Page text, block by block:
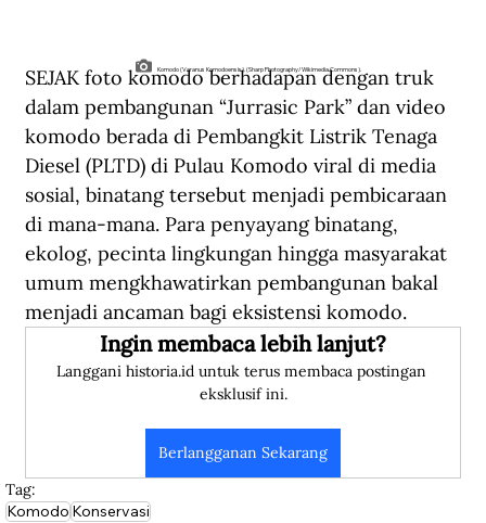
Komodo (Varanus Komodoensis). (Sharp Photography/Wikimedia Commons).
SEJAK foto komodo berhadapan dengan truk
dalam pembangunan “Jurrasic Park” dan video
komodo berada di Pembangkit Listrik Tenaga
Diesel (PLTD) di Pulau Komodo viral di media
sosial, binatang tersebut menjadi pembicaraan
di mana-mana. Para penyayang binatang,
ekolog, pecinta lingkungan hingga masyarakat
umum mengkhawatirkan pembangunan bakal
menjadi ancaman bagi eksistensi komodo.
Ingin membaca lebih lanjut?
Langgani historia.id untuk terus membaca postingan
eksklusif ini.
Berlangganan Sekarang
Tag:
KomodoKonservasi